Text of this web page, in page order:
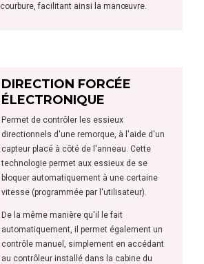
courbure, facilitant ainsi la manœuvre.
DIRECTION FORCÉE
ÉLECTRONIQUE
Permet de contrôler les essieux
directionnels d'une remorque, à l'aide d'un
capteur placé à côté de l'anneau. Cette
technologie permet aux essieux de se
bloquer automatiquement à une certaine
vitesse (programmée par l'utilisateur).
De la même manière qu'il le fait
automatiquement, il permet également un
contrôle manuel, simplement en accédant
au contrôleur installé dans la cabine du